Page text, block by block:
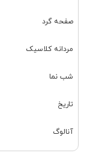
صفحه گرد
مردانه کلاسیک
شب نما
تاریخ
آنالوگ